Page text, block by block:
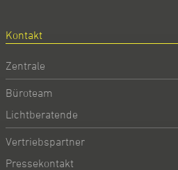
Kontakt
Zentrale
Büroteam
Lichtberatende
Vertriebspartner
Pressekontakt